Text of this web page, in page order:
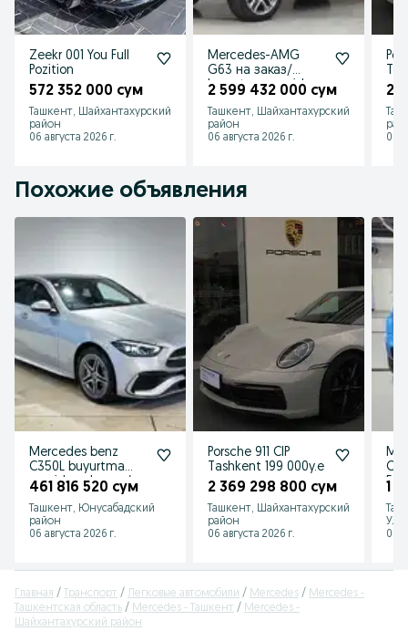
Zeekr 001 You Full
Pozition
572 352 000 сум
Ташкент, Шайхантахурский
район
06 августа 2026 г.
Mercedes-AMG
G63 на заказ/
buyurtma asosida
2 599 432 000 сум
Ташкент, Шайхантахурский
район
06 августа 2026 г.
2
06
Похожие объявления
Mercedes benz
C350L buyurtma
asosida zakazga/
461 816 520 сум
Ташкент, Юнусабадский
район
06 августа 2026 г.
Porsche 911 CIP
Tashkent 199 000y.e
2 369 298 800 сум
Ташкент, Шайхантахурский
район
06 августа 2026 г.
EQ
1
06
Главная Транспорт Легковые автомобили Mercedes
Mercedes -
Ташкентская область
Mercedes - Ташкент
Mercedes -
Шайхантахурский район